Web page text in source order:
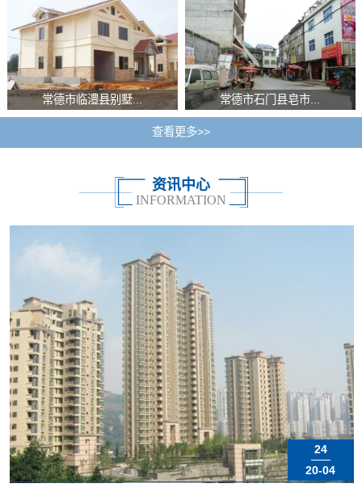
常德市临澧县别墅... 常德市石门县皂市...
查看更多>>
资讯中心
INFORMATION
24
20-04